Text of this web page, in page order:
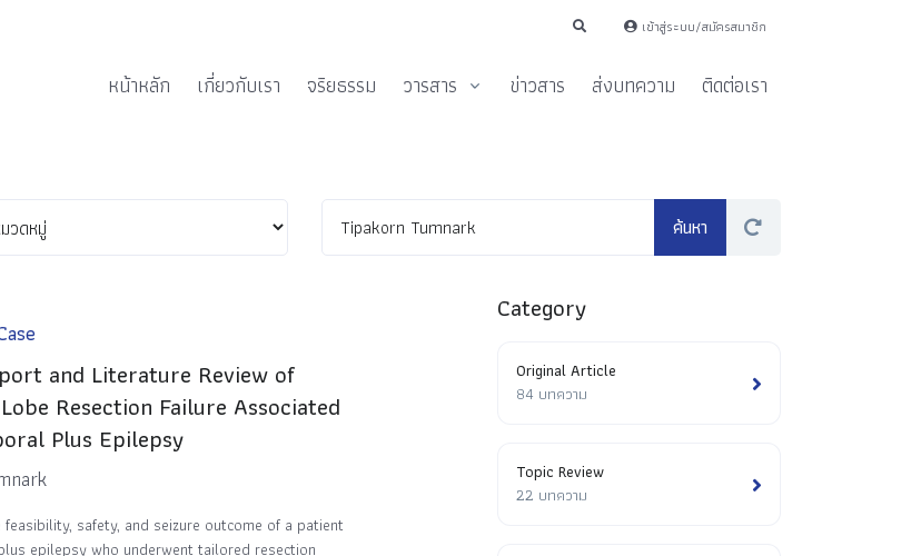
เข้าสู่ระบบ/สมัครสมาชิก
หน้าหลัก เกี่ยวกับเรา จริยธรรม วารสาร ข่าวสาร ส่งบทความ ติดต่อเรา
and Literature Review of
Resection Failure Associated
Plus Epilepsy
safety, and seizure outcome of a patient
epilepsy who underwent tailored resection
Category
Original Article
84 บทความ
Topic Review
22 บทความ